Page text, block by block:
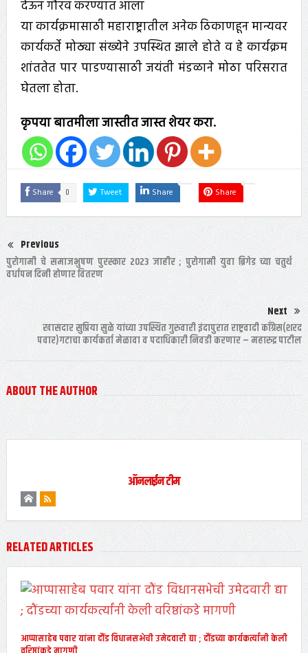
देऊन गौरव करण्यात आला
या कार्यक्रमासाठी महाराष्ट्रातील अनेक ठिकाणहून मान्यवर
कार्यकर्ते मोठ्या संख्येने उपस्थित झाले होते व हे कार्यक्रम
शांततेत पार पाडण्यासाठी जयंती मंडळाने मोठा परिसरात
घेतला होता.
कृपया बातमीला जास्तीत जास्त शेयर करा.
Share 0 Tweet Share Share
Previous
पुरोगामी चे समाजभुषण पुरस्कार 2023 जाहीर ; पुरोगामी युवा ब्रिगेड च्या चतुर्थ
वर्धापन दिनी होणार वितरण
Next
खासदार सुप्रिया सुळे यांच्या उपस्थित गुरुवारी इंदापुरात राष्ट्रवादी काँग्रेस(शरद
पवार)गटाचा कार्यकर्ता मेळावा व पदाधिकारी निवडी करणार – महारुद्र पाटील
ABOUT THE AUTHOR
ऑनलाईन टीम
RELATED ARTICLES
आप्पासाहेब पवार यांना दौंड विधानसभेची उमेदवारी द्या ; दौंडच्या कार्यकर्त्यांनी केली